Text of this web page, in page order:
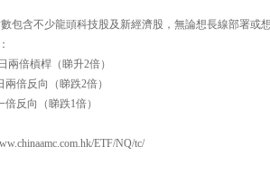
包含不少龍頭科技股及新經濟股，無論想長線部署或
兩倍槓桿（睇升2倍）
兩倍反向（睇跌2倍）
倍反向（睇跌1倍）
ETF/NQ/tc/